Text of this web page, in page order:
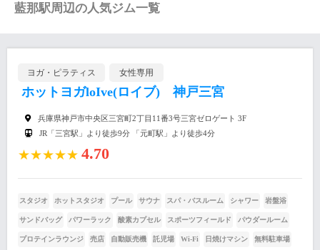
藍那駅周辺の人気ジム一覧
ヨガ・ピラティス 女性専用
ホットヨガloIve(ロイブ) 神戸三宮
兵庫県神戸市中央区三宮町2丁目11番3号三宮ゼロゲート 3F
JR「三宮駅」より徒歩9分 「元町駅」より徒歩4分
★★★★★ 4.70
スタジオ ホットスタジオ プール サウナ スパ・バスルーム シャワー 岩盤浴
サンドバッグ パワーラック 酸素カプセル スポーツフィールド パウダールーム
プロテインラウンジ 売店 自動販売機 託児場 Wi-Fi 日焼けマシン 無料駐車場